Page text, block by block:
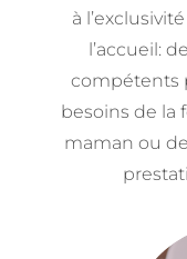
à
l’accueil:
compétents
besoins de la
maman ou